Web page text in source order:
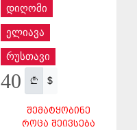
დიღომი
ელიავა
რუსთავი
40 $
ᲨᲔᲛᲐᲢᲧᲝᲑᲘᲜᲔ
ᲠᲝᲪᲐ ᲨᲔᲘᲕᲡᲔᲑᲐ